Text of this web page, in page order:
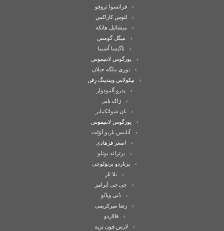
فرانسوا تروفو
لئوس کاراکس
میشائیل هانکه
میگل گومس
ناگیسا اُشیما
یورگوس لانتیموس
نوری بیلگه جیلان
نیکولاس ویندینگ رِفن
پدرو آلمودوار
ژاک تاتی
یان شوانکمایر
یورگوس لانتیموس
آناییس باربو لَوَلِت
اصغر فرهادی
برتراند بونلو
برناردو برتولوچی
بلا تار
جی.جی آبرامز
دُنی ویانُو
رضا میرکریمی
فالاردو
لارس فون تریه